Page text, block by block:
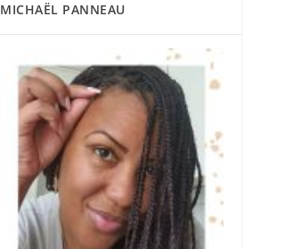
MICHAËL PANNEAU